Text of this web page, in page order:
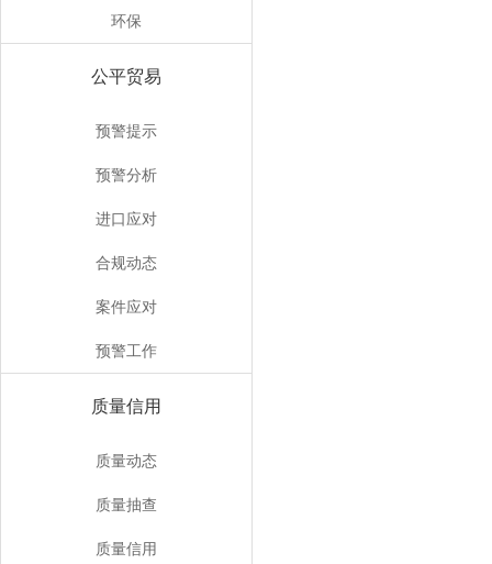
环保
公平贸易
预警提示
预警分析
进口应对
合规动态
案件应对
预警工作
质量信用
质量动态
质量抽查
质量信用